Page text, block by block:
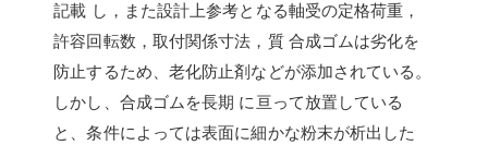
記載 し，また設計上参考となる軸受の定格荷重，
許容回転数，取付関係寸法，質 合成ゴムは劣化を
防止するため、老化防止剤などが添加されている。
しかし、合成ゴムを長期 に亘って放置している
と、条件によっては表面に細かな粉末が析出した